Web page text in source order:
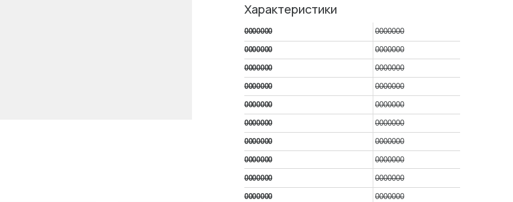
0000000
0000000
0000000
0000000
0000000
0000000
0000000
0000000
0000000
0000000
0000000
0000000
0000000
0000000
0000000
0000000
0000000
0000000
0000000
0000000
Характеристики